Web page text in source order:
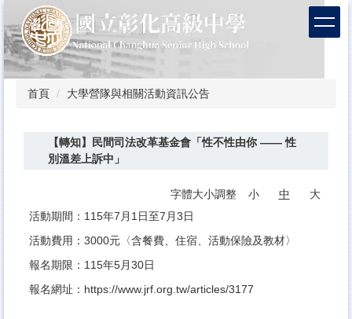
到
主
要
內
首頁 大學營隊與相關活動資訊公告
【轉知】民間司法改革基金會「性不性由你 —— 性
別溫差上訴中」
字體大小調整 小 中
大
活動期間：115年7月1日至7月3日
活動費用：3000元〈含餐費、住宿、活動保險及教材〉
報名期限：115年5月30日
報名網址： https://www.jrf.org.tw/articles/3177